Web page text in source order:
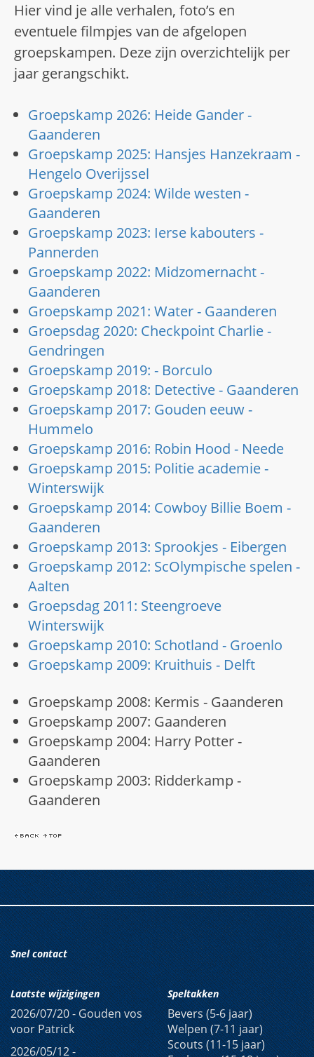
Hier vind je alle verhalen, foto’s en
eventuele filmpjes van de afgelopen
groepskampen. Deze zijn overzichtelijk per
jaar gerangschikt.
Groepskamp 2026: Heide Gander -
Gaanderen
Groepskamp 2025: Hansjes Hanzekraam -
Hengelo Overijssel
Groepskamp 2024: Wilde westen -
Gaanderen
Groepskamp 2023: Ierse kabouters -
Pannerden
Groepskamp 2022: Midzomernacht -
Gaanderen
Groepskamp 2021: Water - Gaanderen
Groepsdag 2020: Checkpoint Charlie -
Gendringen
Groepskamp 2019: - Borculo
Groepskamp 2018: Detective - Gaanderen
Groepskamp 2017: Gouden eeuw -
Hummelo
Groepskamp 2016: Robin Hood - Neede
Groepskamp 2015: Politie academie -
Winterswijk
Groepskamp 2014: Cowboy Billie Boem -
Gaanderen
Groepskamp 2013: Sprookjes - Eibergen
Groepskamp 2012: ScOlympische spelen -
Aalten
Groepsdag 2011: Steengroeve
Winterswijk
Groepskamp 2010: Schotland - Groenlo
Groepskamp 2009: Kruithuis - Delft
Groepskamp 2008: Kermis - Gaanderen
Groepskamp 2007: Gaanderen
Groepskamp 2004: Harry Potter -
Gaanderen
Groepskamp 2003: Ridderkamp -
Gaanderen
Snel contact
Laatste wijzigingen
2026/07/20 -Gouden vos
voor Patrick
2026/05/12 -
Speltakken
Bevers (5-6 jaar)
Welpen (7-11 jaar)
Scouts (11-15 jaar)